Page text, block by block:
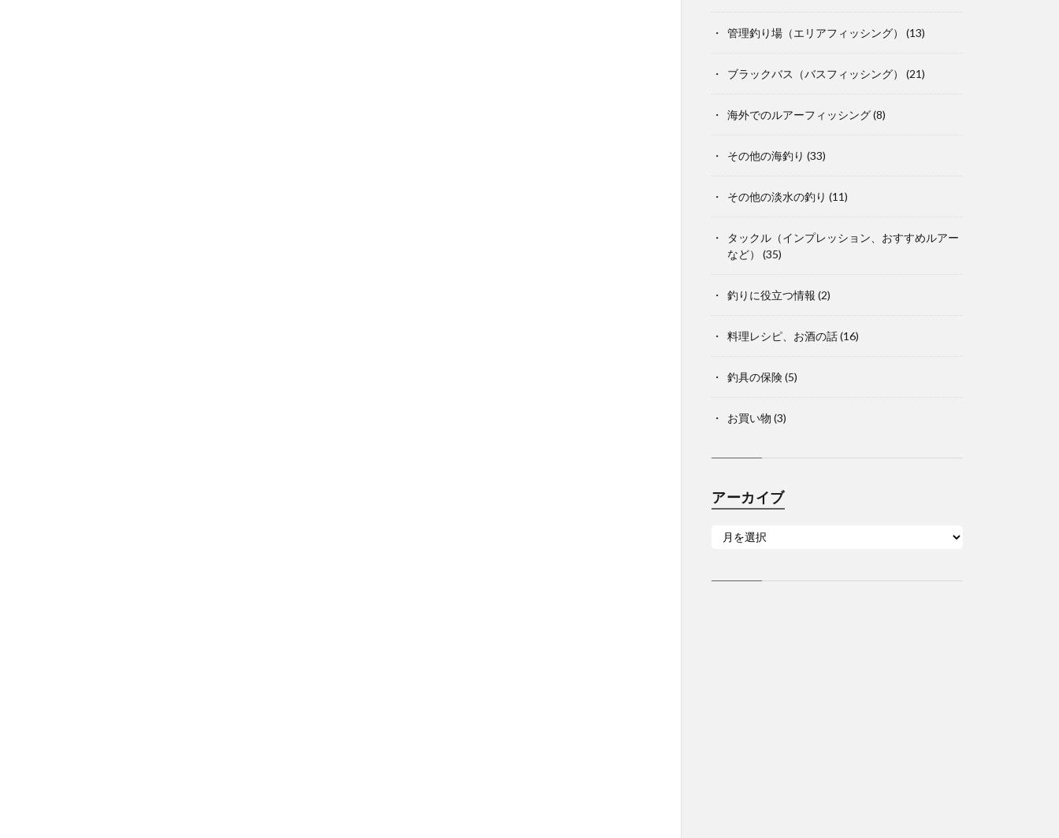
管理釣り場（エリアフィッシング） (13)
ブラックバス（バスフィッシング） (21)
海外でのルアーフィッシング(8)
その他の海釣り (33)
その他の淡水の釣り (11)
タックル（インプレッション、おすすめルアー
など）
(35)
釣りに役立つ情報 (2)
料理レシピ、お酒の話(16)
釣具の保険(5)
お買い物 (3)
アーカイブ